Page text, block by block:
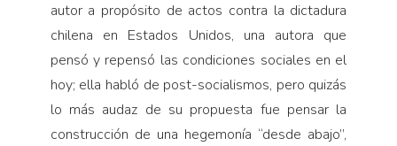
autor a propósito de actos contra la dictadura
chilena en Estados Unidos, una autora que
pensó y repensó las condiciones sociales en el
hoy; ella habló de post-socialismos, pero quizás
lo más audaz de su propuesta fue pensar la
construcción de una hegemonía “desde abajo”,